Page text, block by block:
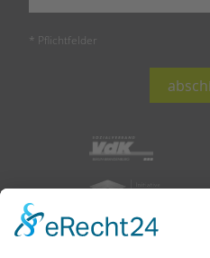
* Pflichtfelder